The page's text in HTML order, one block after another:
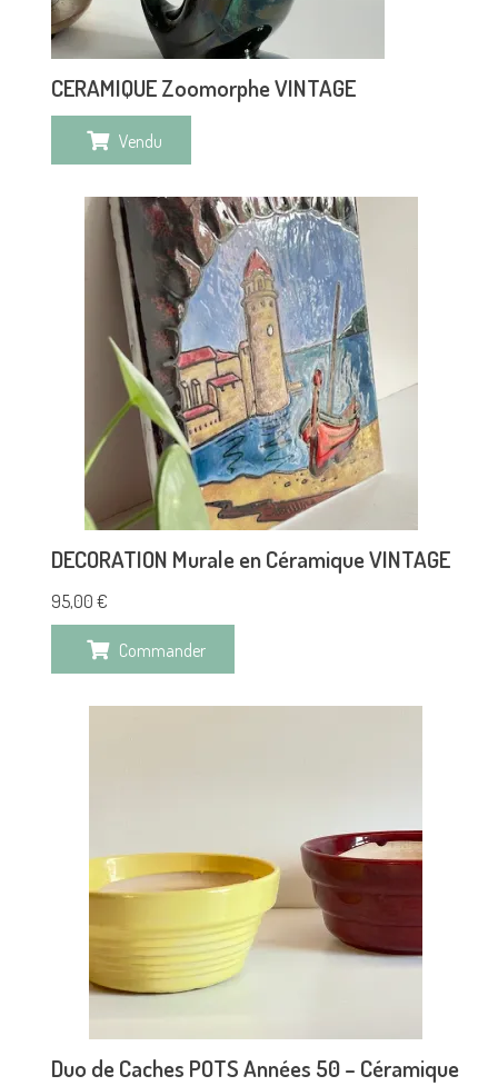
CERAMIQUE Zoomorphe VINTAGE
Vendu
DECORATION Murale en Céramique VINTAGE
95,00 €
Commander
Duo de Caches POTS Années 50 – Céramique